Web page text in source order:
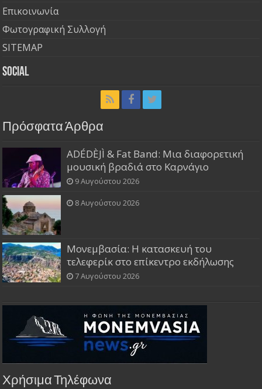
Επικοινωνία
Φωτογραφική Συλλογή
SITEMAP
Social
Πρόσφατα Άρθρα
ADÉDÈJÌ & Fat Band: Μια διαφορετική
μουσική βραδιά στο Καρνάγιο
9 Αυγούστου 2026
8 Αυγούστου 2026
Μονεμβασία: Η κατασκευή του
τελεφερίκ στο επίκεντρο εκδήλωσης
7 Αυγούστου 2026
Χρήσιμα Τηλέφωνα